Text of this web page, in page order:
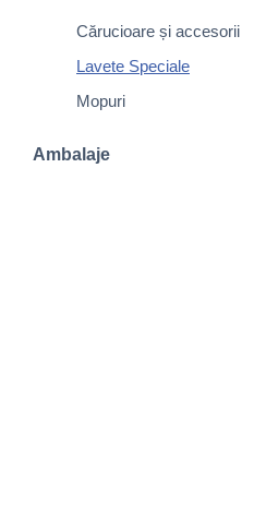
Cărucioare și accesorii
Lavete Speciale
Mopuri
Ambalaje